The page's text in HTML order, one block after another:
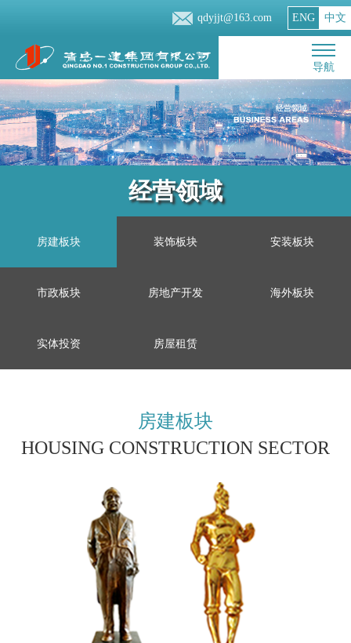
qdyjjt@163.com ENG 中文
导航
经营领域
房建板块 装饰板块 安装板块
市政板块 房地产开发 海外板块
实体投资 房屋租赁
房建板块
HOUSING CONSTRUCTION SECTOR